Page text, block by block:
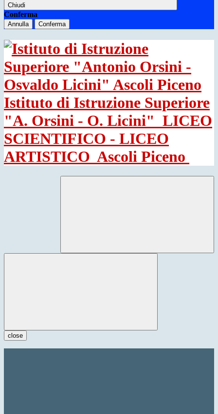
Chiudi
Conferma
Annulla Conferma
Istituto di Istruzione Superiore
"A. Orsini - O. Licini" LICEO
SCIENTIFICO - LICEO
ARTISTICO Ascoli Piceno
close